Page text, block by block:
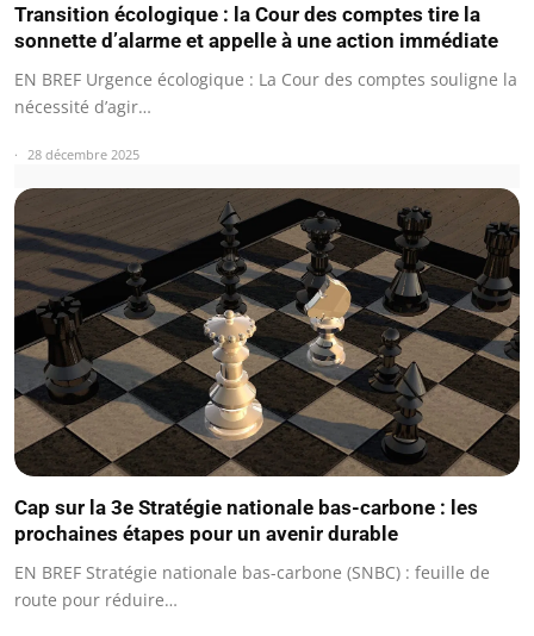
Transition écologique : la Cour des comptes tire la
sonnette d’alarme et appelle à une action immédiate
EN BREF Urgence écologique : La Cour des comptes souligne la
nécessité d’agir…
28 décembre 2025
Cap sur la 3e Stratégie nationale bas-carbone : les
prochaines étapes pour un avenir durable
EN BREF Stratégie nationale bas-carbone (SNBC) : feuille de
route pour réduire…